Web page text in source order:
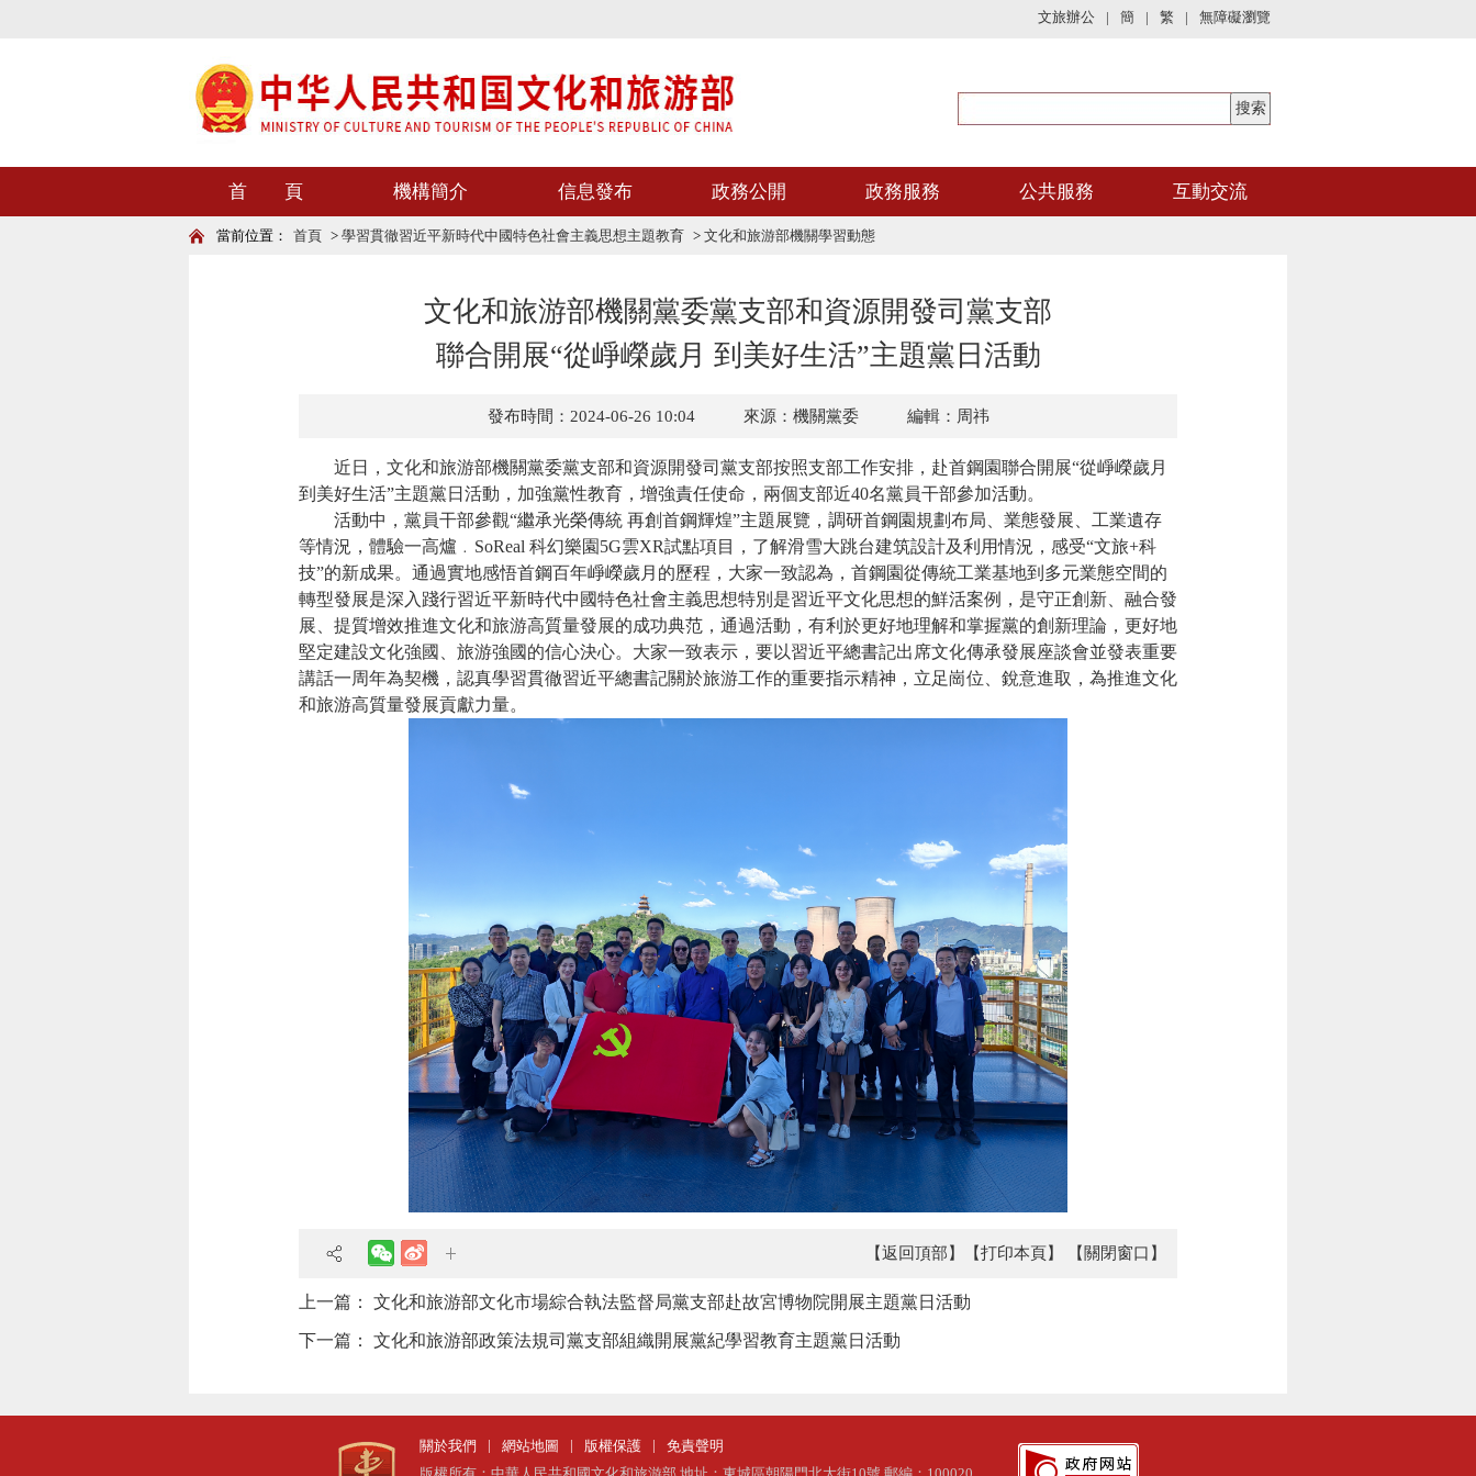
文旅辦公 | 簡 | 繁 | 無障礙瀏覽
首 頁 機構簡介 信息發布 政務公開 政務服務 公共服務 互動交流
當前位置： 首頁 > 學習貫徹習近平新時代中國特色社會主義思想主題教育 > 文化和旅游部機關學習動態
文化和旅游部機關黨委黨支部和資源開發司黨支部
聯合開展“從崢嶸歲月 到美好生活”主題黨日活動
發布時間：2024-06-26 10:04 來源：機關黨委 編輯：周祎
近日，文化和旅游部機關黨委黨支部和資源開發司黨支部按照支部工作安排，赴首鋼園聯合開展“從崢嶸歲月
到美好生活”主題黨日活動，加強黨性教育，增強責任使命，兩個支部近40名黨員干部參加活動。
活動中，黨員干部參觀“繼承光榮傳統 再創首鋼輝煌”主題展覽，調研首鋼園規劃布局、業態發展、工業遺存
等情況，體驗一高爐﹒SoReal 科幻樂園5G雲XR試點項目，了解滑雪大跳台建筑設計及利用情況，感受“文旅+科
技”的新成果。通過實地感悟首鋼百年崢嶸歲月的歷程，大家一致認為，首鋼園從傳統工業基地到多元業態空間的
轉型發展是深入踐行習近平新時代中國特色社會主義思想特別是習近平文化思想的鮮活案例，是守正創新、融合發
展、提質增效推進文化和旅游高質量發展的成功典范，通過活動，有利於更好地理解和掌握黨的創新理論，更好地
堅定建設文化強國、旅游強國的信心決心。大家一致表示，要以習近平總書記出席文化傳承發展座談會並發表重要
講話一周年為契機，認真學習貫徹習近平總書記關於旅游工作的重要指示精神，立足崗位、銳意進取，為推進文化
和旅游高質量發展貢獻力量。
【返回頂部】 【打印本頁】 【關閉窗口】
上一篇： 文化和旅游部文化市場綜合執法監督局黨支部赴故宮博物院開展主題黨日活動
下一篇： 文化和旅游部政策法規司黨支部組織開展黨紀學習教育主題黨日活動